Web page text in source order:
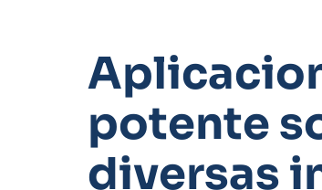
potente
diversas